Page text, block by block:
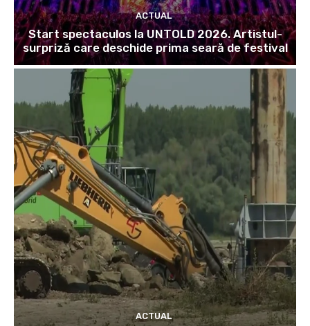
ACTUAL
Start spectaculos la UNTOLD 2026. Artistul-
surpriză care deschide prima seară de festival
ACTUAL